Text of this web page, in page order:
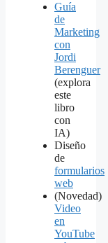
Guía
de
Marketing
con
Jordi
Berenguer
(explora
este
libro
con
IA)
Diseño
de
formularios
web
(Novedad)
Video
en
YouTube